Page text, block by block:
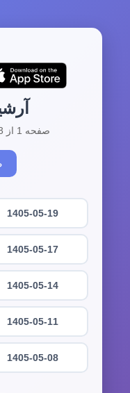
صفحه 1 از 343 | مجموع 3427 آرشیو
1405-05-19
1405-05-17
1405-05-14
1405-05-11
1405-05-08